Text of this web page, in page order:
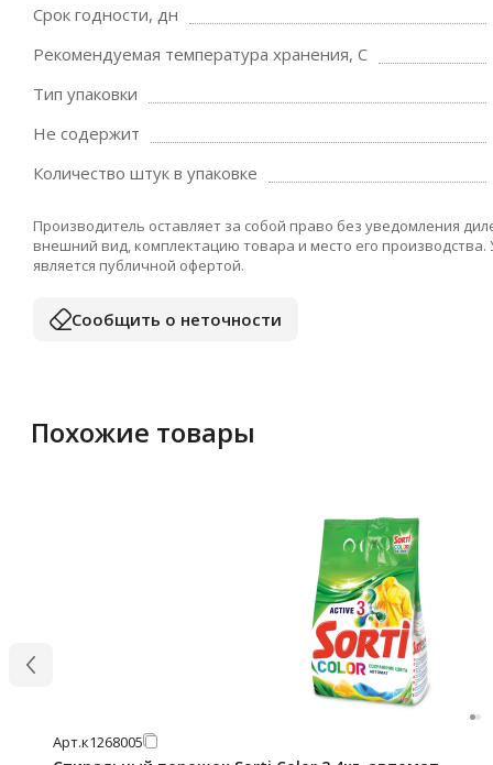
Срок годности, дн
Рекомендуемая температура хранения, C
Тип упаковки
Не содержит
Количество штук в упаковке
Производитель оставляет за собой право без уведомления
внешний вид, комплектацию товара и место его
является публичной офертой.
Сообщить о неточности
Похожие товары
Арт.к1268005